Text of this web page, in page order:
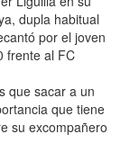
dupla habitual
por el joven
frente al FC
que sacar a un
que tiene
su excompañero